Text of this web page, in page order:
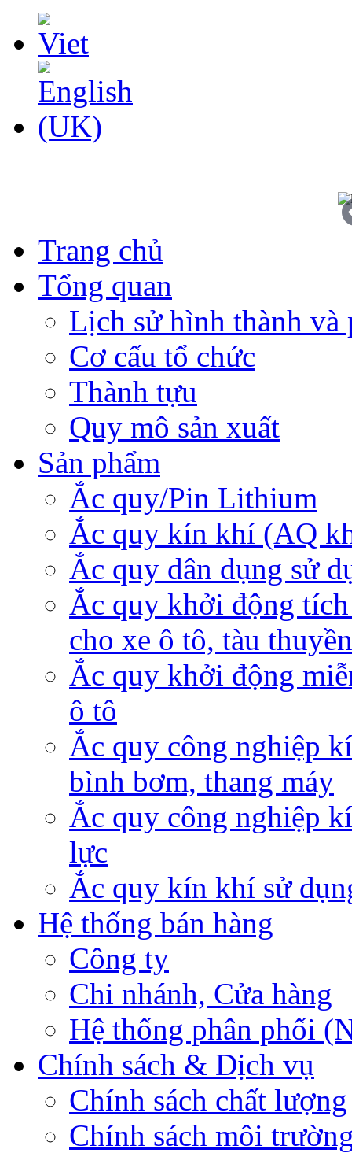
Trang chủ
Tổng quan
Lịch sử hình thành và
Cơ cấu tổ chức
Thành tựu
Quy mô sản xuất
Sản phẩm
Ắc quy/Pin Lithium
Ắc quy kín khí (AQ
Ắc quy dân dụng sử
Ắc quy khởi động
cho xe ô tô, tàu thuyền
Ắc quy khởi động
ô tô
Ắc quy công nghiệp
bình bơm, thang máy
Ắc quy công nghiệp
lực
Ắc quy kín khí sử
Hệ thống bán hàng
Công ty
Chi nhánh, Cửa hàng
Hệ thống phân phối
Chính sách & Dịch vụ
Chính sách chất lượng
Chính sách môi